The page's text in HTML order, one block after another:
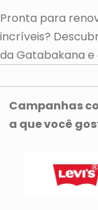
Pronta para
incríveis?
da Gatabakana e
Campanhas
a que você